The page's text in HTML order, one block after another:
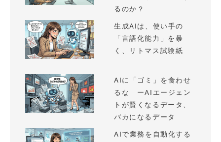
るのか？
生成AIは、使い手の
「言語化能力」を暴
く、リトマス試験紙
AIに「ゴミ」を食わせ
るな ーAIエージェン
トが賢くなるデータ、
バカになるデータ
AIで業務を自動化する